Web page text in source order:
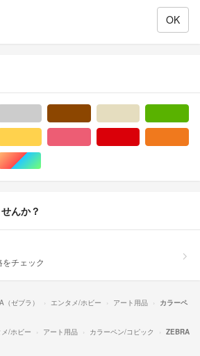
ールド/金色系マルチカラー
んか？
チェック
（ゼブラ） エンタメ/ホビー アート用品
カラーペ
/ホビー アート用品 カラーペン/コピック
ZEBRA